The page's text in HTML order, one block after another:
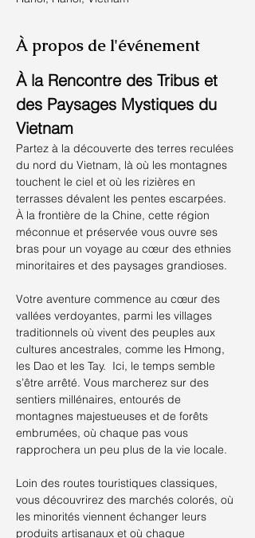
À propos de l'événement
À la Rencontre des Tribus et
des Paysages Mystiques du
Vietnam
Partez à la découverte des terres reculées
du nord du Vietnam, là où les montagnes
touchent le ciel et où les rizières en
terrasses dévalent les pentes escarpées.
À la frontière de la Chine, cette région
méconnue et préservée vous ouvre ses
bras pour un voyage au cœur des ethnies
minoritaires et des paysages grandioses.
Votre aventure commence au cœur des
vallées verdoyantes, parmi les villages
traditionnels où vivent des peuples aux
cultures ancestrales, comme les Hmong,
les Dao et les Tay.  Ici, le temps semble
s’être arrêté. Vous marcherez sur des
sentiers millénaires, entourés de
montagnes majestueuses et de forêts
embrumées, où chaque pas vous
rapprochera un peu plus de la vie locale.
Loin des routes touristiques classiques,
vous découvrirez des marchés colorés, où
les minorités viennent échanger leurs
produits artisanaux et où chaque